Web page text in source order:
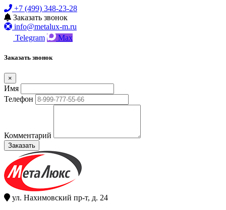
+7 (499) 348-23-28
Заказать звонок
info@metalux-m.ru
Telegram
Max
Заказать звонок
×
Имя
Телефон
Комментарий
Заказать
ул. Нахимовский пр-т, д. 24